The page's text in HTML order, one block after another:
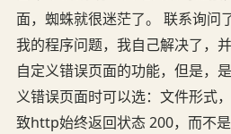
面，蜘蛛就很迷茫了。 联系询问
我的程序问题，我自己解决了，
自定义错误页面的功能，但是，
义错误页面时可以选：文件形式
致http始终返回状态 200，而不